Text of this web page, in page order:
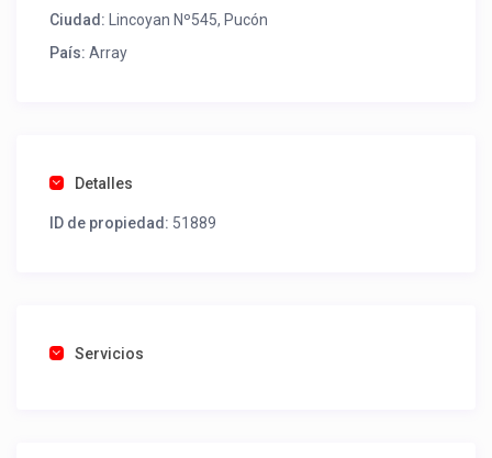
Tel contacto propiedad:(56) 953581850
Ciudad:
Lincoyan Nº545, Pucón
País: Array
Detalles
ID de propiedad: 51889
Servicios